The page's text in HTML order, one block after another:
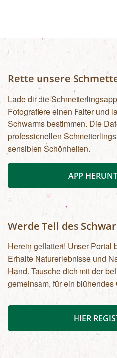
Rette unsere
Lade dir die
Fotografiere einen Falter und
Schwarms bestimmen. Die
professionellen
sensiblen Schönheiten.
APP
Werde Teil des
Herein geflattert! Unser Portal
Erhalte Naturerlebnisse und
Hand. Tausche dich mit der
gemeinsam, für ein blühendes
HIER